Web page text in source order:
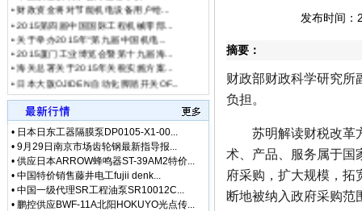
• [网站公告] 泽藤
• [网站公告] 低价格东
• [最新快讯] 阿里巴巴
• [网站公告] 一般纳税
• [最新通知]
独家代
• [网站公告] 独家代理
• [最新通知] 独家代理
•2015第四届中国国际工程机械零部...
• 关于举办2015年“第九届中国机电...
•2015厦门工业博览会暨第十九届海...
•海关总署关于2015年关税实施方案...
•日本大阪OJIDEN自动化脚踏开关OF...
• 异步电动机的转子转速总是比同步...
•原装正品日本北洋（北阳）HOKUYO...
金牌销售日本理研奈良传感器侧头...
• 日本日东工器隔膜泵DP0105-X1-00...
• 9月29日南京市场齿轮钢最新指导报...
• 供应日本ARROW蜂鸣器ST-39AM2特价...
• 中国特价销售藤井电工fujii denk...
• 中国一级代理SR工程油泵SR10012C...
• 鹏控供应BWF-11A北阳HOKUYO光点传...
发布时间
摘要：
财政部财政科学研究所
负担。
苏明解读财税改革方
术、产品、服务属于国
府采购，扩大规模，拓
断地被纳入政府采购范